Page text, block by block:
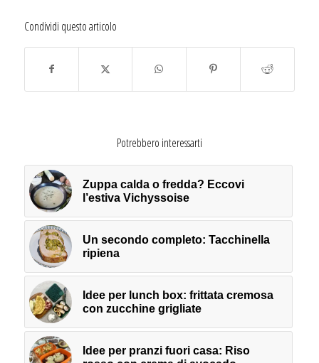
Condividi questo articolo
Potrebbero interessarti
Zuppa calda o fredda? Eccovi
l’estiva Vichyssoise
Un secondo completo: Tacchinella
ripiena
Idee per lunch box: frittata cremosa
con zucchine grigliate
Idee per pranzi fuori casa: Riso